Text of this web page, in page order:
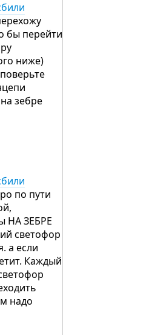
бы перейти
ниже)
зебре
по пути
НА ЗЕБРЕ
светофор
а если
Каждый
надо